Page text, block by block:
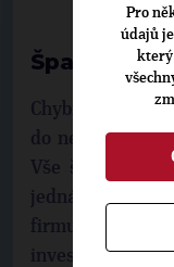
Špatné
Chybné
do nejistoty
Vše šetří
jednání, ale v
firmu
investovala
Pro
údajů
který